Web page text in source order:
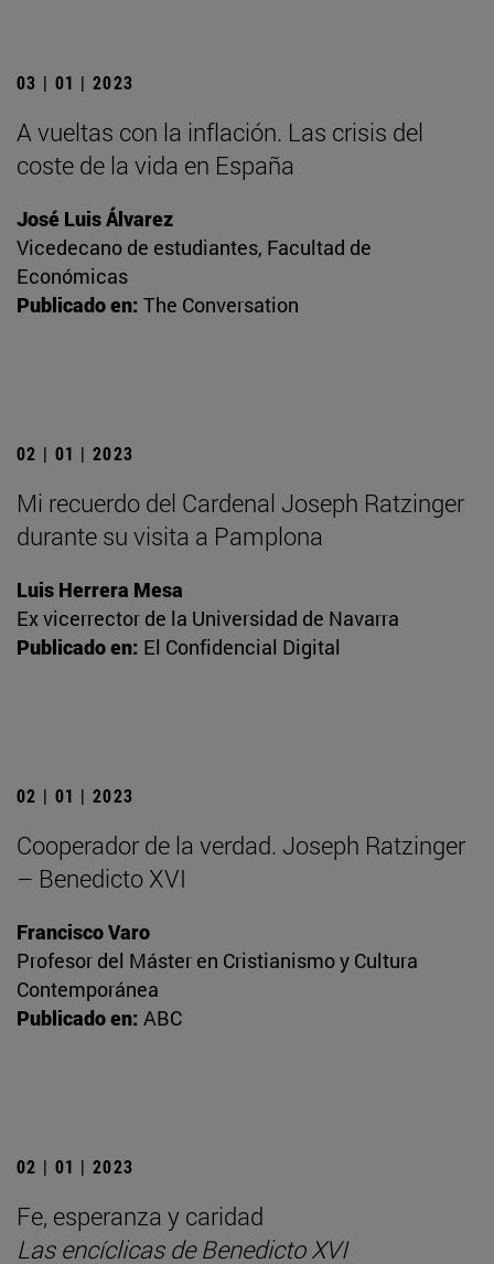
03 | 01 | 2023
A vueltas con la inflación. Las crisis del
coste de la vida en España
José Luis Álvarez
Vicedecano de estudiantes, Facultad de
Económicas
Publicado en: The Conversation
02 | 01 | 2023
Mi recuerdo del Cardenal Joseph Ratzinger
durante su visita a Pamplona
Luis Herrera Mesa
Ex vicerrector de la Universidad de Navarra
Publicado en: El Confidencial Digital
02 | 01 | 2023
Cooperador de la verdad. Joseph Ratzinger
– Benedicto XVI
Francisco Varo
Profesor del Máster en Cristianismo y Cultura
Contemporánea
Publicado en: ABC
02 | 01 | 2023
Fe, esperanza y caridad
Las encíclicas de Benedicto XVI